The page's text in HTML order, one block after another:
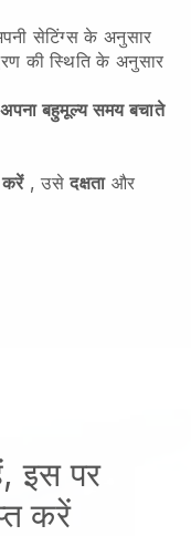
सेटिंग्स के अनुसार
की स्थिति के अनुसार
बहुमूल्य समय बचाते
करें, उसेदक्षताऔर
इस पर
करें